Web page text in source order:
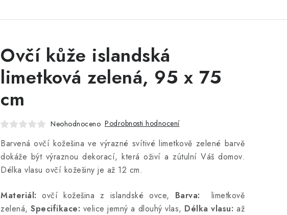
Ovčí kůže islandská
limetková zelená, 95 x 75
cm
Neohodnoceno Podrobnosti hodnocení
Barvená ovčí kožešina ve výrazné svítivé limetkově zelené barvě
dokáže být výraznou dekorací, která oživí a zútulní Váš domov.
Délka vlasu ovčí kožešiny je až 12 cm.
Materiál: ovčí kožešina z islandské ovce, Barva: limetkově
zelená, Specifikace: velice jemný a dlouhý vlas, Délka vlasu: až